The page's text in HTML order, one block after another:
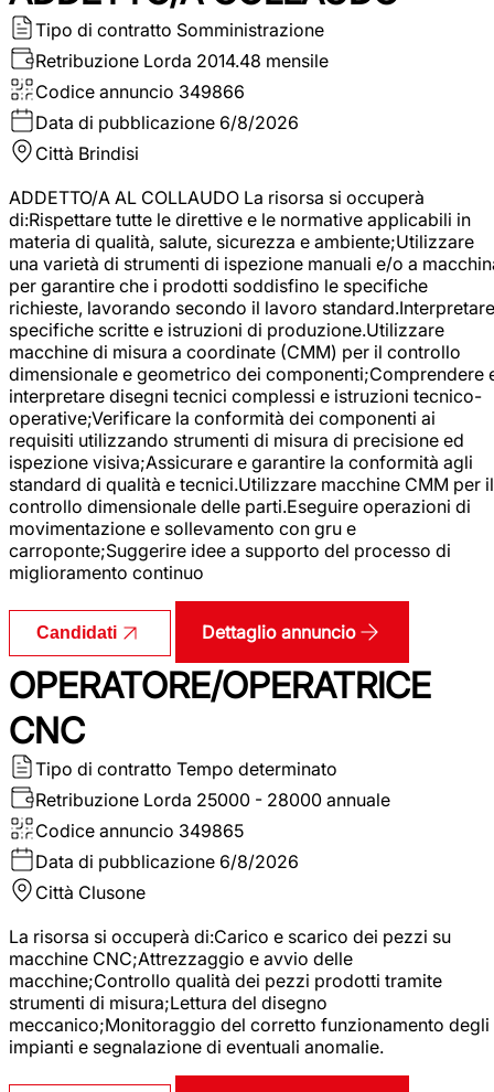
Tipo di contratto Somministrazione
Retribuzione Lorda 2014.48 mensile
Codice annuncio 349866
Data di pubblicazione 6/8/2026
Città Brindisi
ADDETTO/A AL COLLAUDO La risorsa si occuperà
di:Rispettare tutte le direttive e le normative applicabili in
materia di qualità, salute, sicurezza e ambiente;Utilizzare
una varietà di strumenti di ispezione manuali e/o a
per garantire che i prodotti soddisfino le specifiche
richieste, lavorando secondo il lavoro standard.Interpretare
specifiche scritte e istruzioni di produzione.Utilizzare
macchine di misura a coordinate (CMM) per il controllo
dimensionale e geometrico dei componenti;Comprendere
interpretare disegni tecnici complessi e istruzioni tecnico-
operative;Verificare la conformità dei componenti ai
requisiti utilizzando strumenti di misura di precisione ed
ispezione visiva;Assicurare e garantire la conformità agli
standard di qualità e tecnici.Utilizzare macchine CMM per il
controllo dimensionale delle parti.Eseguire operazioni di
movimentazione e sollevamento con gru e
carroponte;Suggerire idee a supporto del processo di
miglioramento continuo
Candidati Dettaglio annuncio
OPERATORE/OPERATRICE
CNC
Tipo di contratto Tempo determinato
Retribuzione Lorda 25000 - 28000 annuale
Codice annuncio 349865
Data di pubblicazione 6/8/2026
Città Clusone
La risorsa si occuperà di:Carico e scarico dei pezzi su
macchine CNC;Attrezzaggio e avvio delle
macchine;Controllo qualità dei pezzi prodotti tramite
strumenti di misura;Lettura del disegno
meccanico;Monitoraggio del corretto funzionamento degli
impianti e segnalazione di eventuali anomalie.